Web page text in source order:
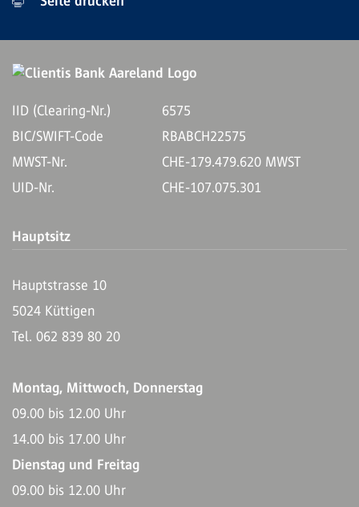
IID (Clearing-Nr.)
6575
BIC/SWIFT-Code
RBABCH22575
MWST-Nr.
CHE-179.479.620 MWST
UID-Nr.
CHE-107.075.301
Hauptsitz
Hauptstrasse 10
5024 Küttigen
Tel. 062 839 80 20
Montag, Mittwoch, Donnerstag
09.00 bis 12.00 Uhr
14.00 bis 17.00 Uhr
Dienstag und Freitag
09.00 bis 12.00 Uhr